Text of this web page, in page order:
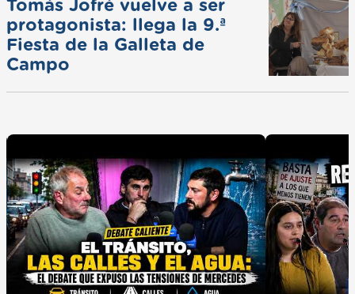
Tomás Jofré vuelve a ser
protagonista: llega la 9.ª
Fiesta de la Galleta de
Campo